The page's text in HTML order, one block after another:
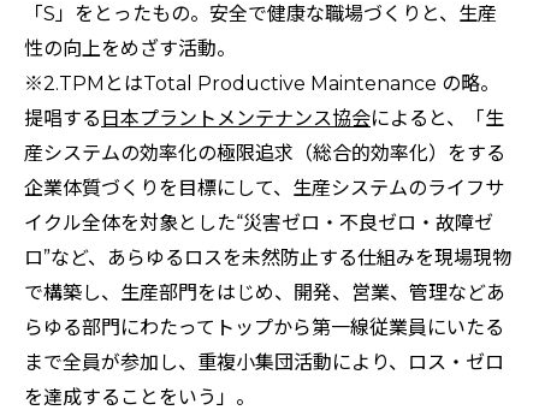
「S」をとったもの。安全で健康な職場づくりと、生産
性の向上をめざす活動。
※2.TPMとはTotal Productive Maintenance の略。
提唱する 日本プラントメンテナンス協会によると、「生
産システムの効率化の極限追求（総合的効率化）をする
企業体質づくりを目標にして、生産システムのライフサ
イクル全体を対象とした“災害ゼロ・不良ゼロ・故障ゼ
ロ”など、あらゆるロスを未然防止する仕組みを現場現物
で構築し、生産部門をはじめ、開発、営業、管理などあ
らゆる部門にわたってトップから第一線従業員にいたる
まで全員が参加し、重複小集団活動により、ロス・ゼロ
を達成することをいう」。